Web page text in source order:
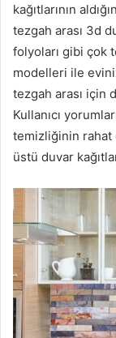
kağıtlarının
tezgah arası 3d
folyoları gibi çok
modelleri ile
tezgah arası için
Kullanıcı
temizliğinin rahat
üstü duvar